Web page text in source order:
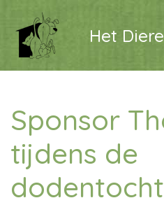
Het
Sponsor
tijdens de